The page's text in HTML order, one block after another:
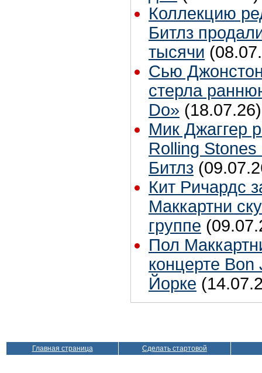
Коллекцию
Битлз
тысячи
Сью
стерла
Do» (18.07.26)
Мик Джаггер
Rolling Stones
Битлз
Кит Ричардс
Маккартни
группе
Пол
концерте
Йорке
Главная страница Сделать стартовой